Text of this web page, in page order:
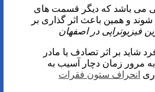
می باشد که دیگر قسمت های
و همین باعث اثر گذاری بر
فیزیوتراپی در اصفهان
بر اثر تصادف یا مادر
به مرور زمان دچار آسیب به
انحراف ستون فقرات